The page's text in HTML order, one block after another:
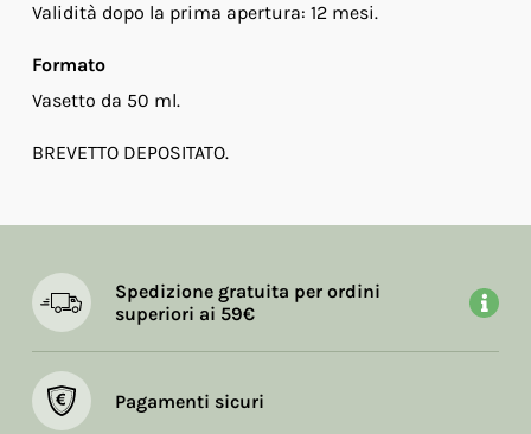
Validità dopo la prima apertura: 12 mesi.
Formato
Vasetto da 50 ml.
BREVETTO DEPOSITATO.
Spedizione gratuita per ordini
superiori ai 59€
Pagamenti sicuri